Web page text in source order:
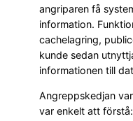
angriparen få
information.
cachelagring,
kunde sedan
informationen till
Angreppskedjan
var enkelt att